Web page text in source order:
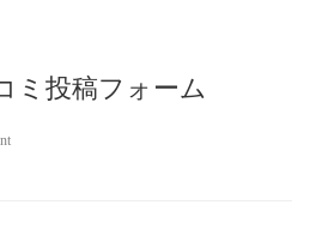
投稿フォーム